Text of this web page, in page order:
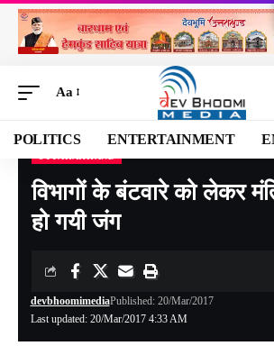
Aa
POLITICS ENTERTAINMENT
Devbhoomi Media >Blog>NATIONAL>
विभागों के बंटवारे को लेकर
हो गयी जंग
Last updated: 20/Mar/2017 4:33 AM
devbhoomimediaPublished: 20/Mar/2017